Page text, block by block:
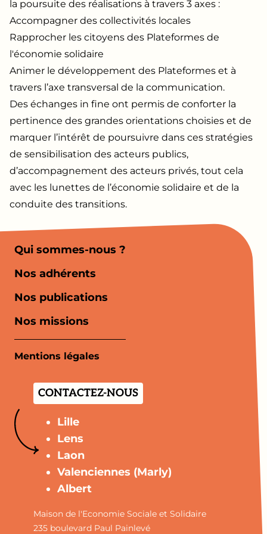
la poursuite des réalisations à travers 3 axes :
Accompagner des collectivités locales
Rapprocher les citoyens des Plateformes de
l'économie solidaire
Animer le développement des Plateformes et à
travers l’axe transversal de la communication.
Des échanges in fine ont permis de conforter la
pertinence des grandes orientations choisies et de
marquer l’intérêt de poursuivre dans ces stratégies
de sensibilisation des acteurs publics,
d’accompagnement des acteurs privés, tout cela
avec les lunettes de l’économie solidaire et de la
conduite des transitions.
Qui sommes-nous ?
Nos adhérents
Nos publications
Nos missions
Mentions légales
CONTACTEZ-NOUS
Lille
Lens
Laon
Valenciennes (Marly)
Albert
Maison de l'Economie Sociale et Solidaire
235 boulevard Paul Painlevé